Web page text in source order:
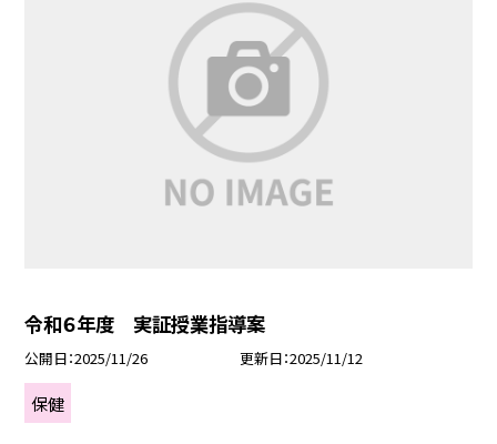
令和６年度 実証授業指導案
公開日 2025/11/26 更新日 2025/11/12
保健